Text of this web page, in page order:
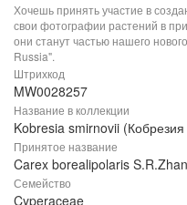
Хочешь принять участие в
свои фотографии растений в
они станут частью нашего
Russia".
Штрихкод
MW0028257
Название в коллекции
Kobresia smirnovii
Принятое название
Carex borealipolaris
Семейство
Cyperaceae